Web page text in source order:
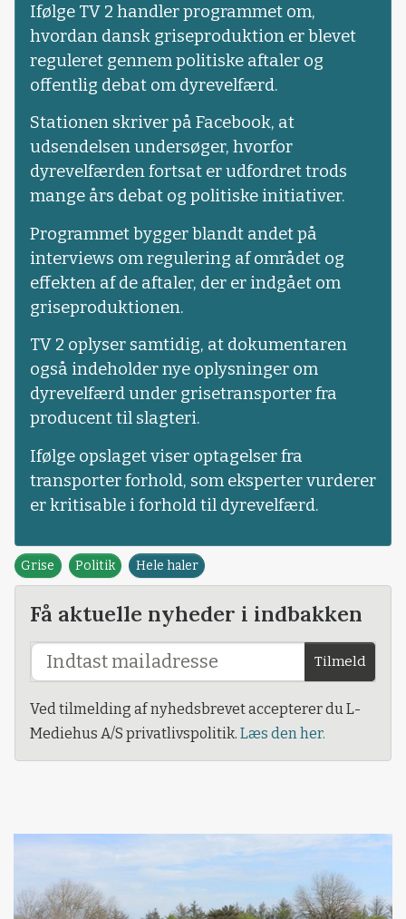
Ifølge TV 2 handler programmet om,
hvordan dansk griseproduktion er blevet
reguleret gennem politiske aftaler og
offentlig debat om dyrevelfærd.
Stationen skriver på Facebook, at
udsendelsen undersøger, hvorfor
dyrevelfærden fortsat er udfordret trods
mange års debat og politiske initiativer.
Programmet bygger blandt andet på
interviews om regulering af området og
effekten af de aftaler, der er indgået om
griseproduktionen.
TV 2 oplyser samtidig, at dokumentaren
også indeholder nye oplysninger om
dyrevelfærd under grisetransporter fra
producent til slagteri.
Ifølge opslaget viser optagelser fra
transporter forhold, som eksperter vurderer
er kritisable i forhold til dyrevelfærd.
Grise Politik Hele haler
Få aktuelle nyheder i indbakken
Tilmeld
Ved tilmelding af nyhedsbrevet accepterer du L-
Mediehus A/S privatlivspolitik. Læs den her.